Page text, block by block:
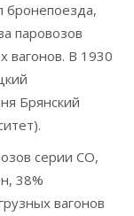
бронепоезда,
паровозов
вагонов. В 1930
Брянский
серии СО,
38%
вагонов